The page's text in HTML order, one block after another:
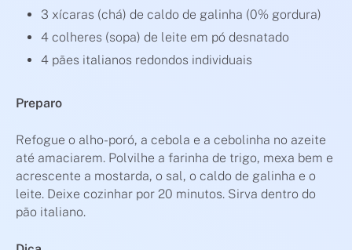
3 xícaras (chá) de caldo de galinha (0% gordura)
4 colheres (sopa) de leite em pó desnatado
4 pães italianos redondos individuais
Preparo
Refogue o alho-poró, a cebola e a cebolinha no azeite
até amaciarem. Polvilhe a farinha de trigo, mexa bem e
acrescente a mostarda, o sal, o caldo de galinha e o
leite. Deixe cozinhar por 20 minutos. Sirva dentro do
pão italiano.